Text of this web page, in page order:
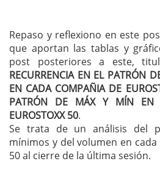
Repaso y reflexiono en este
que aportan las tablas y
post posteriores a este,
RECURRENCIA EN EL PATRÓN
EN CADA COMPAÑIA DE
PATRÓN DE MÁX Y MÍN EN
EUROSTOXX 50.
Se trata de un análisis del
mínimos y del volumen en
50 al cierre de la última sesión.